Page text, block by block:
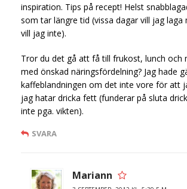
inspiration. Tips på recept! Helst
som tar längre tid (vissa dagar vill jag laga
vill jag inte).
Tror du det gå att få till frukost, lunch och
med önskad näringsfördelning? Jag hade
kaffeblandningen om det inte vore för att
jag hatar dricka fett (funderar på sluta
inte pga. vikten).
SVARA
Mariann